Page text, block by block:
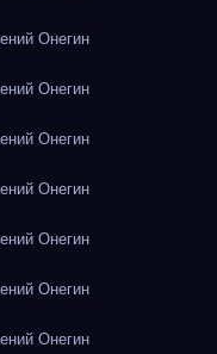
Онегин
Онегин
Онегин
Онегин
Онегин
Онегин
Онегин